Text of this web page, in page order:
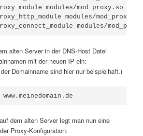
modules/mod_proxy.so
modules/
modules/
alten Server in der DNS-Host Datei
mit der neuen IP ein:
Domainname sind hier nur beispielhaft.)
dem alten Server legt man nun eine
Proxy-Konfiguration: